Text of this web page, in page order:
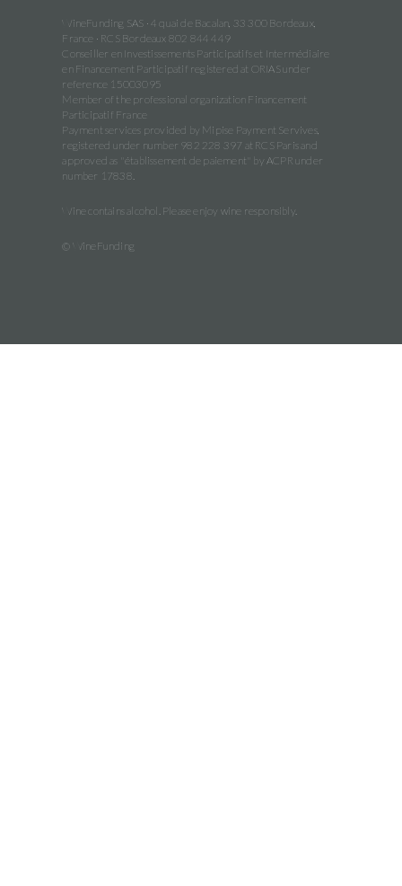
WineFunding SAS · 4 quai de Bacalan, 33 300 Bordeaux,
France · RCS Bordeaux 802 844 449
Conseiller en Investissements Participatifs et Intermédiaire
en Financement Participatif registered at ORIAS under
reference 15003095
Member of the professional organization Financement
Participatif France
Payment services provided by Mipise Payment Servives,
registered under number 982 228 397 at RCS Paris and
approved as "établissement de paiement" by ACPR under
number 17838.
Wine contains alcohol. Please enjoy wine responsibly.
© WineFunding